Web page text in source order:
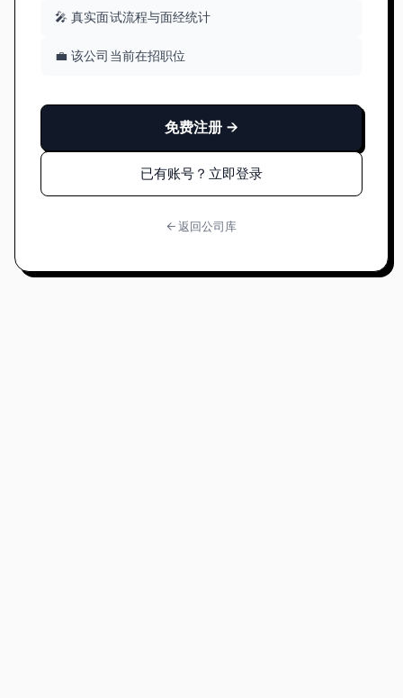
🎤 真实面试流程与面经统计
💼 该公司当前在招职位
免费注册 →
已有账号？立即登录
← 返回公司库